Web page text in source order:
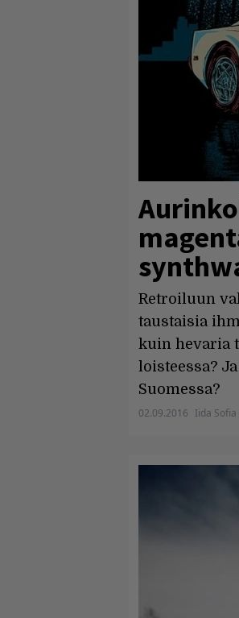
Retroiluun
taustaisia
kuin hevaria
loisteessa?
Suomessa?
02.09.2016 Iida